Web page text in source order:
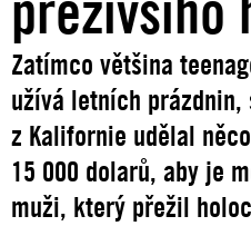
Zatímco většina
užívá letních
z Kalifornie udělal
15 000 dolarů, aby je
muži, který přežil